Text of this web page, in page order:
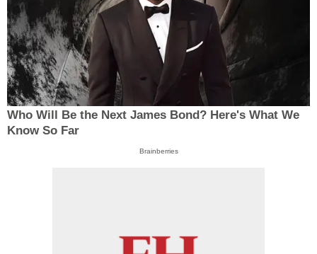
Who Will Be the Next James Bond? Here's What We
Know So Far
Brainberries